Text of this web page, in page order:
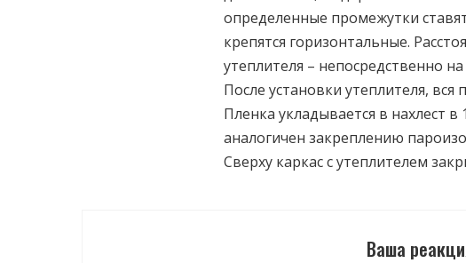
определенные промежутки
крепятся горизонтальные.
утеплителя – непосредственно
После установки утеплителя,
Пленка укладывается в нахлест
аналогичен закреплению
Сверху каркас с утеплителем
Ваша